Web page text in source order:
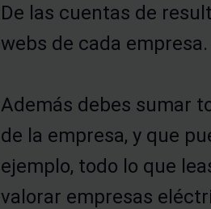
De las cuentas de
webs de cada empresa.
Además debes sumar
de la empresa, y que
ejemplo, todo lo que
valorar empresas